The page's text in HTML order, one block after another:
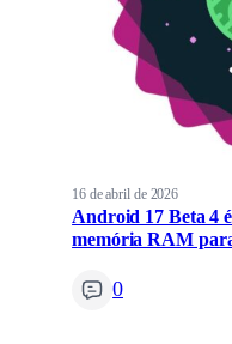
16 de abril de 2026
Android 17 Beta 4
memória RAM
0